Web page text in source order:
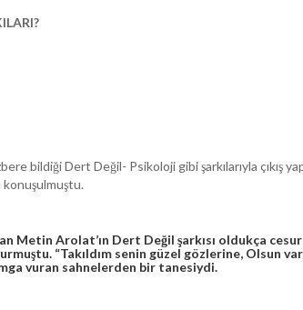
bildiği Dert Değil- Psikoloji gibi şarkılarıyla çıkış
konuşulmuştu.
Metin Arolat’ın Dert Değil şarkısı oldukça cesur
“Takıldım senin güzel gözlerine, Olsun
vuran sahnelerden bir tanesiydi.